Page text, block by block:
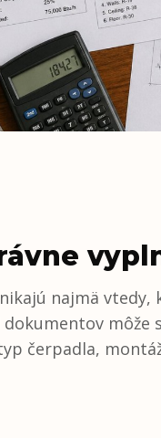
najmä
čerpadla,